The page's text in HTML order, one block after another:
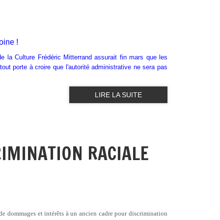
!
la Culture Frédéric Mitterrand assurait fin mars que les
porte à croire que l'autorité administrative ne sera pas
LIRE LA SUITE
RACIALE
dommages et intérêts à un ancien cadre pour discrimination